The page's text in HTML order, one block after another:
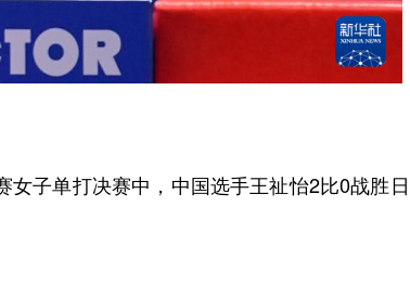
子单打决赛中，中国选手王祉怡2比0战胜